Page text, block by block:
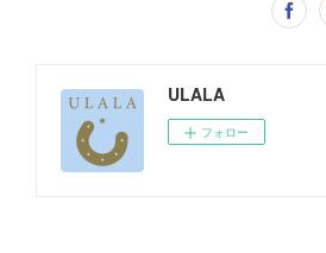
ULALA
フォロー